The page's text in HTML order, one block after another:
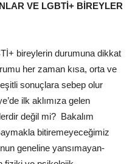
VE LGBTİ+ BİREYLER
bireylerin durumuna dikkat
her zaman kısa, orta ve
sonuçlara sebep olur
ilk aklımıza gelen
değil mi? Bakalım
bitiremeyeceğimiz
geneline yansımayan-